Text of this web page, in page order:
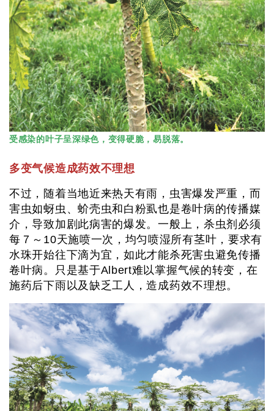
受感染的叶子呈深绿色，变得硬脆，易脱落。
多变气候造成药效不理想
不过，随着当地近来热天有雨，虫害爆发严重，而
害虫如蚜虫、蚧壳虫和白粉虱也是卷叶病的传播媒
介，导致加剧此病害的爆发。一般上，杀虫剂必须
每７～10天施喷一次，均匀喷湿所有茎叶，要求有
水珠开始往下滴为宜，如此才能杀死害虫避免传播
卷叶病。只是基于Albert难以掌握气候的转变，在
施药后下雨以及缺乏工人，造成药效不理想。